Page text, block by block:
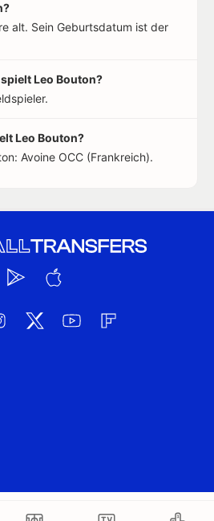
alt. Sein Geburtsdatum ist der
Leo Bouton?
Leo Bouton?
Avoine OCC (Frankreich).